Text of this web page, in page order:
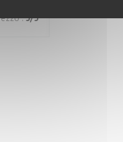
:5/5